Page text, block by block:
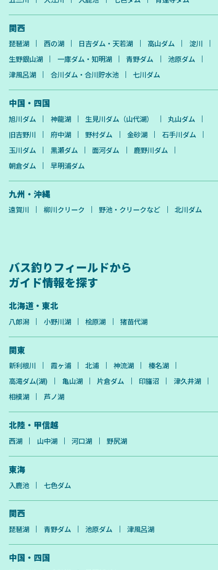
関西
琵琶湖 西の湖 日吉ダム・天若湖 高山ダム
淀川
生野銀山湖
一庫ダム・知明湖 青野ダム
池原ダム
津風呂湖
合川ダム・合川貯水池 七川ダム
中国・四国
旭川ダム 神龍湖 生見川ダム（山代湖）
丸山ダム
旧吉野川
府中湖 野村ダム 金砂湖
石手川ダム
玉川ダム
黒瀬ダム 面河ダム
鹿野川ダム
朝倉ダム
早明浦ダム
九州・沖縄
遠賀川 柳川クリーク 野池・クリークなど 北川ダム
バス釣りフィールドから
ガイド情報を探す
北海道・東北
八郎潟 小野川湖 桧原湖 猪苗代湖
関東
新利根川 霞ヶ浦 北浦 神流湖
榛名湖
高滝ダム(湖)
亀山湖 片倉ダム 印旛沼
津久井湖
相模湖
芦ノ湖
北陸・甲信越
西湖 山中湖 河口湖 野尻湖
東海
入鹿池 七色ダム
関西
琵琶湖 青野ダム 池原ダム 津風呂湖
中国・四国